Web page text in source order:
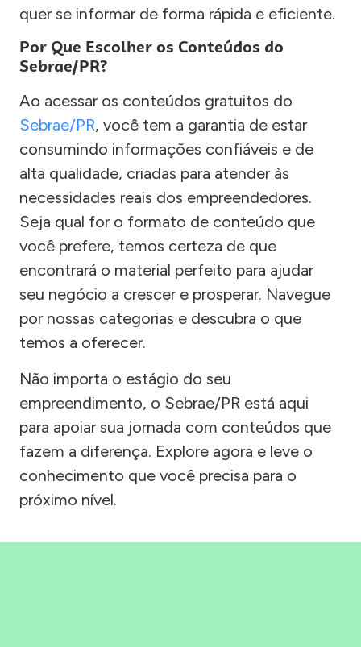
quer se informar de forma rápida e eficiente.
Por Que Escolher os Conteúdos do
Sebrae/PR?
Ao acessar os conteúdos gratuitos do
Sebrae/PR, você tem a garantia de estar
consumindo informações confiáveis e de
alta qualidade, criadas para atender às
necessidades reais dos empreendedores.
Seja qual for o formato de conteúdo que
você prefere, temos certeza de que
encontrará o material perfeito para ajudar
seu negócio a crescer e prosperar. Navegue
por nossas categorias e descubra o que
temos a oferecer.
Não importa o estágio do seu
empreendimento, o Sebrae/PR está aqui
para apoiar sua jornada com conteúdos que
fazem a diferença. Explore agora e leve o
conhecimento que você precisa para o
próximo nível.